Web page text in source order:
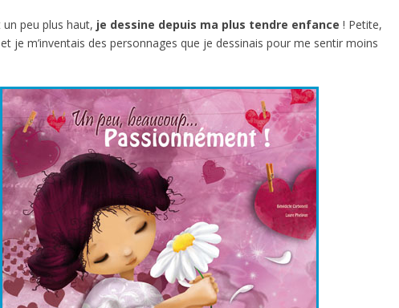
un peu plus haut, je dessine depuis ma plus tendre enfance ! Petite,
je m’inventais des personnages que je dessinais pour me sentir moins